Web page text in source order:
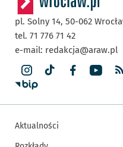
pl. Solny 14, 50-062
tel. 71 776 71 42
e-mail: redakcja@araw.pl
Aktualności